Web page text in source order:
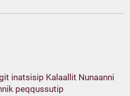
inatsisip Kalaallit Nunaanni
peqqussutip